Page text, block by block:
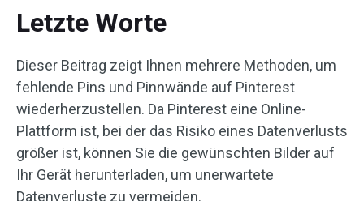
Letzte Worte
Dieser Beitrag zeigt Ihnen mehrere Methoden, um
fehlende Pins und Pinnwände auf Pinterest
wiederherzustellen. Da Pinterest eine Online-
Plattform ist, bei der das Risiko eines Datenverlusts
größer ist, können Sie die gewünschten Bilder auf
Ihr Gerät herunterladen, um unerwartete
Datenverluste zu vermeiden.